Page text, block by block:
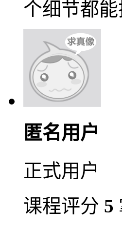
个细节都能
匿名用户
正式用户
课程评分 5